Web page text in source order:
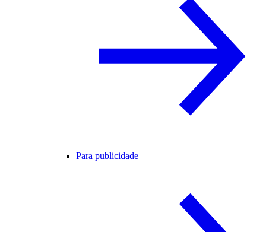
Para publicidade